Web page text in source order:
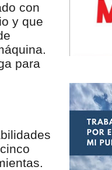
con
y que
para